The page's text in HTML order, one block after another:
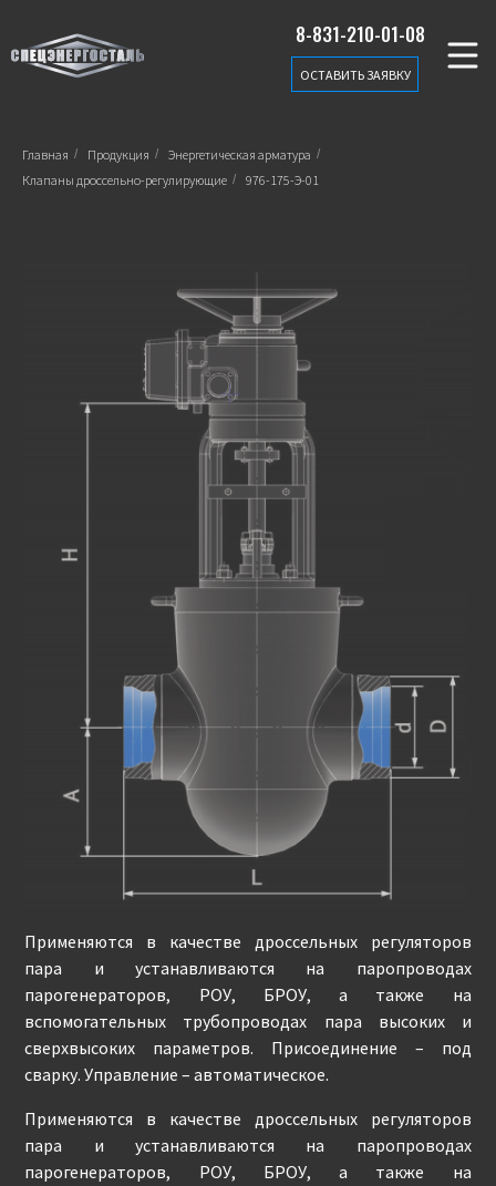
8-831-210-01-08
ОСТАВИТЬ ЗАЯВКУ
Главная / Продукция / Энергетическая арматура /
Клапаны дроссельно-регулирующие / 976-175-Э-01
Применяются в качестве дроссельных регуляторов
пара и устанавливаются на паропроводах
парогенераторов, РОУ, БРОУ, а также на
вспомогательных трубопроводах пара высоких и
сверхвысоких параметров. Присоединение – под
сварку. Управление – автоматическое.
Применяются в качестве дроссельных регуляторов
пара и устанавливаются на паропроводах
парогенераторов, РОУ, БРОУ, а также на